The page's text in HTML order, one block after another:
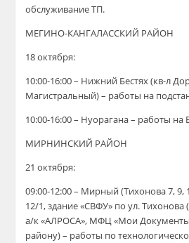
обслуживание ТП.
МЕГИНО-КАНГАЛАССКИЙ РАЙОН
18 октября:
10:00-16:00 – Нижний Бестях (кв-л
Магистральный) – работы на
10:00-16:00 – Нуорагана – работы на
МИРНИНСКИЙ РАЙОН
21 октября:
09:00-12:00 – Мирный (Тихонова 7, 9,
12/1, здание «СВФУ» по ул. Тихонова
а/к «АЛРОСА», МФЦ «Мои
району) – работы по